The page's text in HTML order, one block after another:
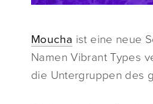
Moucha ist eine neue
Namen Vibrant Types
die Untergruppen des